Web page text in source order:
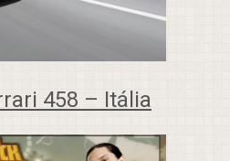
458 – Itália